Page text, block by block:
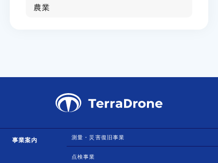
農業
事業案内 測量・災害復旧事業
点検事業